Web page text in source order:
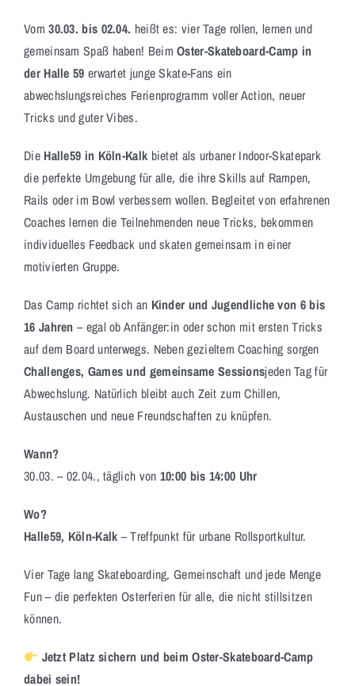
Vom30.03. bis 02.04. heißt es: vier Tage rollen, lernen und
gemeinsam Spaß haben! BeimOster-Skateboard-Camp in
der Halle 59 erwartet junge Skate-Fans ein
abwechslungsreiches Ferienprogramm voller Action, neuer
Tricks und guter Vibes.
Die Halle59 in Köln-Kalk bietet als urbaner Indoor-Skatepark
die perfekte Umgebung für alle, die ihre Skills auf Rampen,
Rails oder im Bowl verbessern wollen. Begleitet von erfahrenen
Coaches lernen die Teilnehmenden neue Tricks, bekommen
individuelles Feedback und skaten gemeinsam in einer
motivierten Gruppe.
Das Camp richtet sich an Kinder und Jugendliche von 6 bis
16 Jahren – egal ob Anfänger:in oder schon mit ersten Tricks
auf dem Board unterwegs. Neben gezieltem Coaching sorgen
Challenges, Games und gemeinsame Sessionsjeden Tag für
Abwechslung. Natürlich bleibt auch Zeit zum Chillen,
Austauschen und neue Freundschaften zu knüpfen.
Wann?
30.03. – 02.04., täglich von 10:00 bis 14:00 Uhr
Wo?
Halle59, Köln-Kalk – Treffpunkt für urbane Rollsportkultur.
Vier Tage lang Skateboarding, Gemeinschaft und jede Menge
Fun – die perfekten Osterferien für alle, die nicht stillsitzen
können.
Jetzt Platz sichern und beim Oster-Skateboard-Camp
dabei sein!